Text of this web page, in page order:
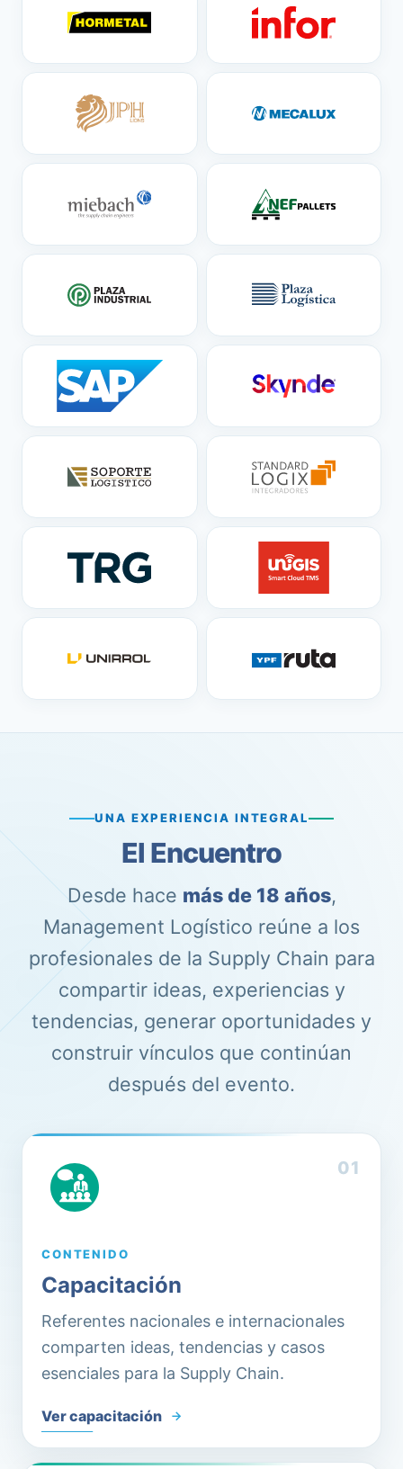
UNA EXPERIENCIA INTEGRAL
El Encuentro
Desde hace más de 18 años,
Management Logístico reúne a los
profesionales de la Supply Chain para
compartir ideas, experiencias y
tendencias, generar oportunidades y
construir vínculos que continúan
después del evento.
01
CONTENIDO
Capacitación
Referentes nacionales e internacionales
comparten ideas, tendencias y casos
esenciales para la Supply Chain.
Ver capacitación